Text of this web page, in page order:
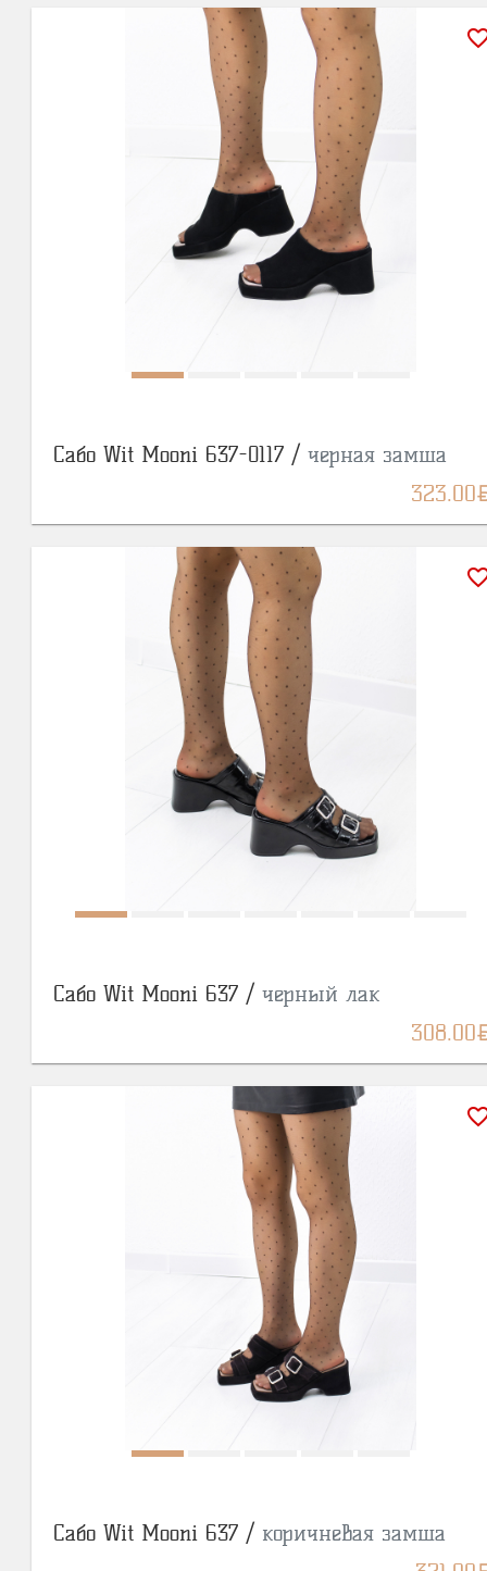
Сабо Wit Mooni 637-0117 / черная замша
323.00
Сабо Wit Mooni 637 / черный лак
308.00
Сабо Wit Mooni 637 / коричневая замша